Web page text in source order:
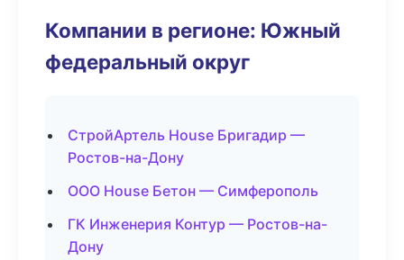
Компании в регионе: Южный
федеральный округ
СтройАртель House Бригадир —
Ростов-на-Дону
ООО House Бетон — Симферополь
ГК Инженерия Контур — Ростов-на-
Дону